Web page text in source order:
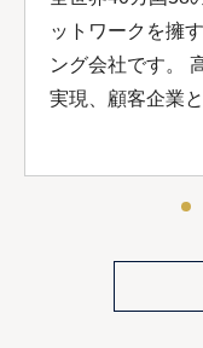
ットワークを擁
ング会社です。
実現、顧客企業